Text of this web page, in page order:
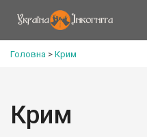
Головна > Крим
Крим